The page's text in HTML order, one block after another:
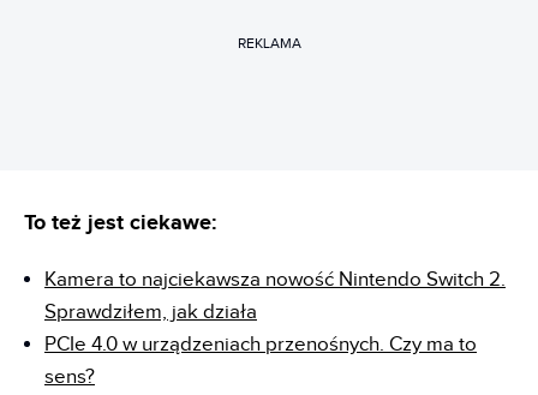
REKLAMA
To też jest ciekawe:
Kamera to najciekawsza nowość Nintendo Switch 2.
Sprawdziłem, jak działa
PCIe 4.0 w urządzeniach przenośnych. Czy ma to
sens?